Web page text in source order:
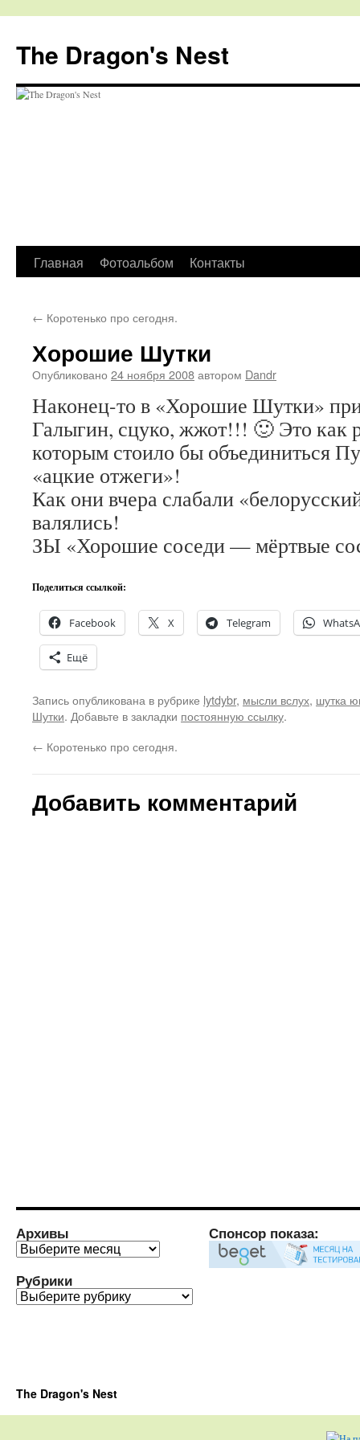
The Dragon's Nest
Перейти
содержимому
Главная Фотоальбом Контакты
← Коротенько про сегодня.
Хорошие Шутки
Опубликовано 24 ноября 2008автором Dandr
Наконец-то в «Хорошие Шутки»
Галыгин, сцуко, жжот!!! 🙂 Это как
которым стоило бы объединиться
«ацкие отжеги»!
Как они вчера слабали
валялись!
ЗЫ «Хорошие соседи — мёртвые
Поделиться ссылкой:
Facebook X Telegram
Ещё
Запись опубликована в рубрике lytdybr, мысли вслух, шутка
Шутки. Добавьте в закладки постоянную ссылку.
← Коротенько про сегодня.
Добавить комментарий
Архивы
Архивы
Рубрики
Рубрики
Спонсор показа:
The Dragon's Nest